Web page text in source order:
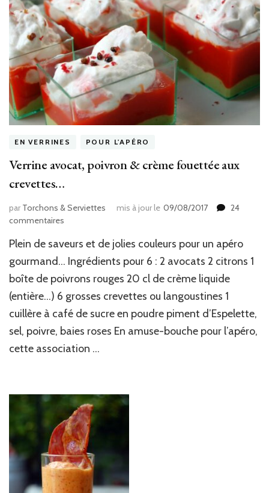
EN VERRINES POUR L'APÉRO
Verrine avocat, poivron & crème fouettée aux
crevettes…
par Torchons & Serviettes mis à jour le 09/08/2017
24
commentaires
avocat,
poivron
crème
fouettée
aux
Plein de saveurs et de jolies couleurs pour un apéro
gourmand… Ingrédients pour 6 : 2 avocats 2 citrons 1
boîte de poivrons rouges 20 cl de crème liquide
(entière…) 6 grosses crevettes ou langoustines 1
cuillère à café de sucre en poudre piment d’Espelette,
sel, poivre, baies roses En amuse-bouche pour l’apéro,
cette association …